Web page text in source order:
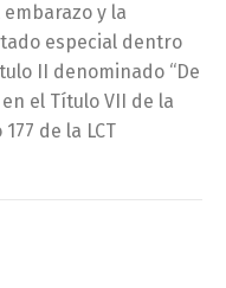
y la
especial dentro
II denominado “De
el Título VII de la
de la LCT